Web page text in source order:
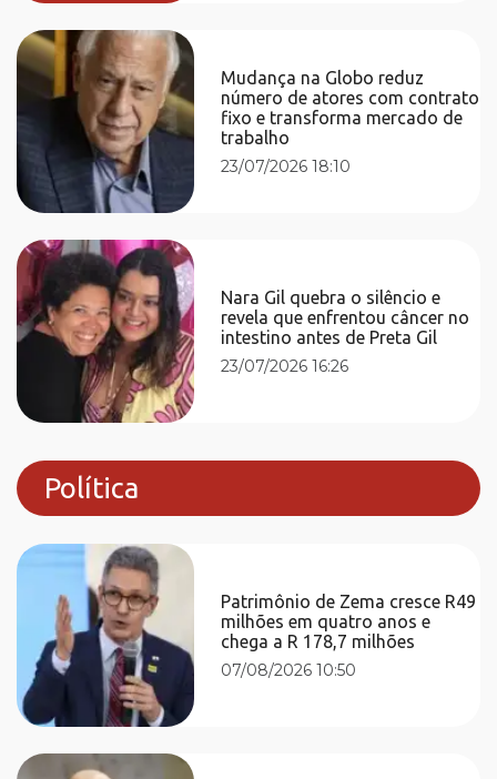
Mudança na Globo reduz
número de atores com contrato
fixo e transforma mercado de
trabalho
23/07/2026 18:10
Nara Gil quebra o silêncio e
revela que enfrentou câncer no
intestino antes de Preta Gil
23/07/2026 16:26
Política
Patrimônio de Zema cresce R49
milhões em quatro anos e
chega a R 178,7 milhões
07/08/2026 10:50